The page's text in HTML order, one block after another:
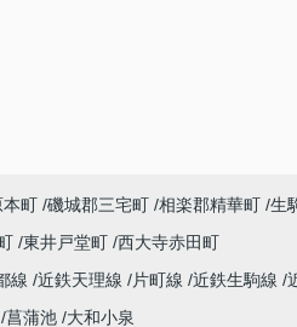
本町 磯城郡三宅町 相楽郡精華町 生
東井戸堂町 西大寺赤田町
線 近鉄天理線 片町線 近鉄生駒線
菖蒲池 大和小泉